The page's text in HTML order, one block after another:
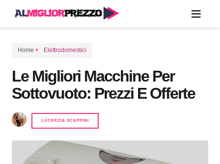
Home Elettrodomestici
Le Migliori Macchine Per
Sottovuoto: Prezzi E Offerte
LUCREZIA SCAPPINI